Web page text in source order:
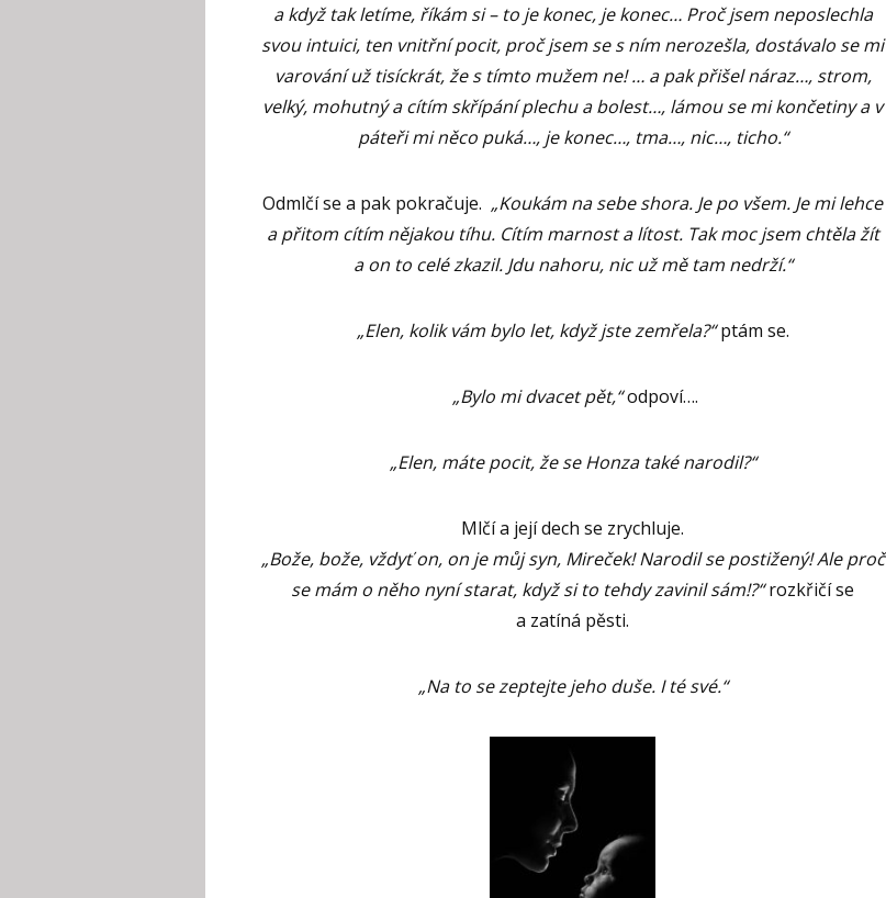
a když tak letíme, říkám si – to je konec, je konec… Proč jsem neposlechla
svou intuici, ten vnitřní pocit, proč jsem se s ním nerozešla, dostávalo se mi
varování už tisíckrát, že s tímto mužem ne! … a pak přišel náraz…, strom,
velký, mohutný a cítím skřípání plechu a bolest…, lámou se mi končetiny a v
páteři mi něco puká…, je konec…, tma…, nic…, ticho.“
Odmlčí se a pak pokračuje. „Koukám na sebe shora. Je po všem. Je mi lehce
a přitom cítím nějakou tíhu. Cítím marnost a lítost. Tak moc jsem chtěla žít
a on to celé zkazil. Jdu nahoru, nic už mě tam nedrží.“
„Elen, kolik vám bylo let, když jste zemřela?“ptám se.
„Bylo mi dvacet pět,“odpoví….
„Elen, máte pocit, že se Honza také narodil?“
Mlčí a její dech se zrychluje.
„Bože, bože, vždyť on, on je můj syn, Mireček! Narodil se postižený! Ale proč
se mám o něho nyní starat, když si to tehdy zavinil sám!?“rozkřičí se
a zatíná pěsti.
„Na to se zeptejte jeho duše. I té své.“